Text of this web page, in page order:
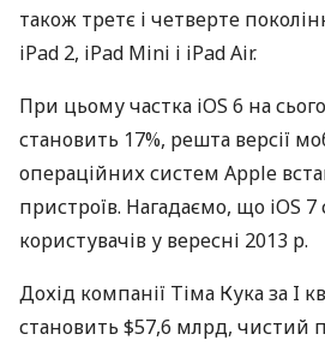
також третє і четверте
iPad 2, iPad Mini і iPad Air.
При цьому частка iOS 6 на
становить 17%, решта версії
операційних систем Apple
пристроїв. Нагадаємо, що iOS 7
користувачів у вересні 2013 р.
Дохід компанії Тіма Кука за I
становить $57,6 млрд, чистий